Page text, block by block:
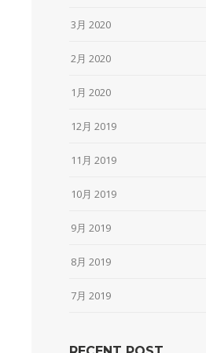
3月 2020
2月 2020
1月 2020
12月 2019
11月 2019
10月 2019
9月 2019
8月 2019
7月 2019